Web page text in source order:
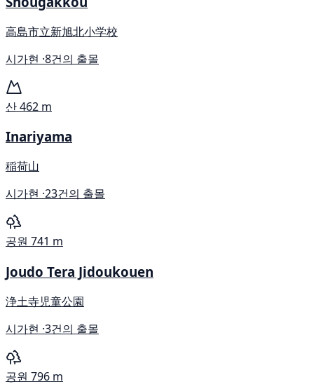
高島市立新旭北小学校
시가현 ·8건의 출몰
산462 m
Inariyama
稲荷山
시가현 ·23건의 출몰
공원 741 m
Joudo Tera Jidoukouen
浄土寺児童公園
시가현 ·3건의 출몰
공원 796 m